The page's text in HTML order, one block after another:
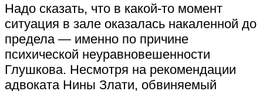
Надо сказать, что в какой-то момент
ситуация в зале оказалась накаленной до
предела — именно по причине
психической неуравновешенности
Глушкова. Несмотря на рекомендации
адвоката Нины Злати, обвиняемый